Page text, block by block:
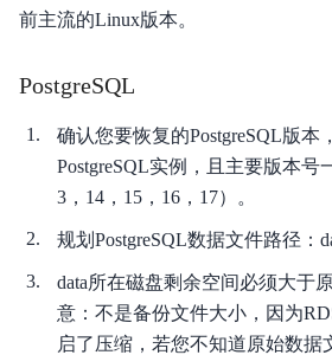
快速入门
操作指南
典型实践
API参考
SDK
知识库
前主流的Linux版本。
PostgreSQL
确认您要恢复的PostgreSQL版本
PostgreSQL实例，且主要版本号
3，14，15，16，17）。
规划PostgreSQL数据文件路径：
data所在磁盘剩余空间必须大于
意：不是备份文件大小，因为
启了压缩，若您不知道原始数据